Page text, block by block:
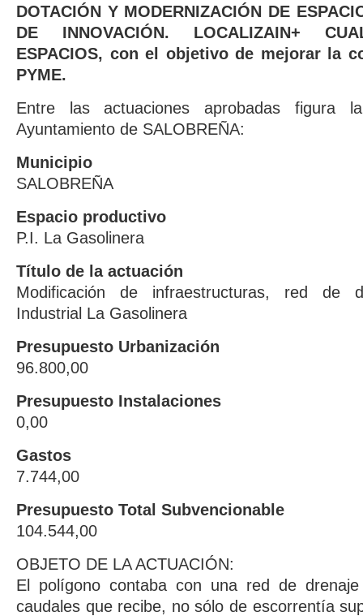
DOTACIÓN Y MODERNIZACIÓN DE
DE INNOVACIÓN. LOCALIZAIN+
ESPACIOS, con el objetivo de mejorar la
PYME.
Entre las actuaciones aprobadas figura
Ayuntamiento de SALOBREÑA:
Municipio
SALOBREÑA
Espacio productivo
P.I. La Gasolinera
Título de la actuación
Modificación de infraestructuras, red de
Industrial La Gasolinera
Presupuesto Urbanización
96.800,00
Presupuesto Instalaciones
0,00
Gastos
7.744,00
Presupuesto Total Subvencionable
104.544,00
OBJETO DE LA ACTUACIÓN:
El polígono contaba con una red de
caudales que recibe, no sólo de escorrentía